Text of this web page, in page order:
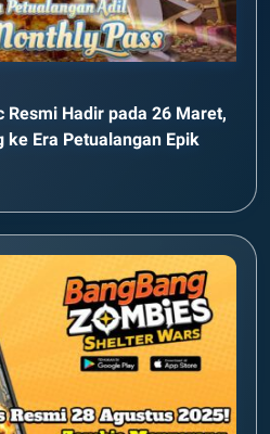
Resmi Hadir pada 26 Maret,
ke Era Petualangan Epik